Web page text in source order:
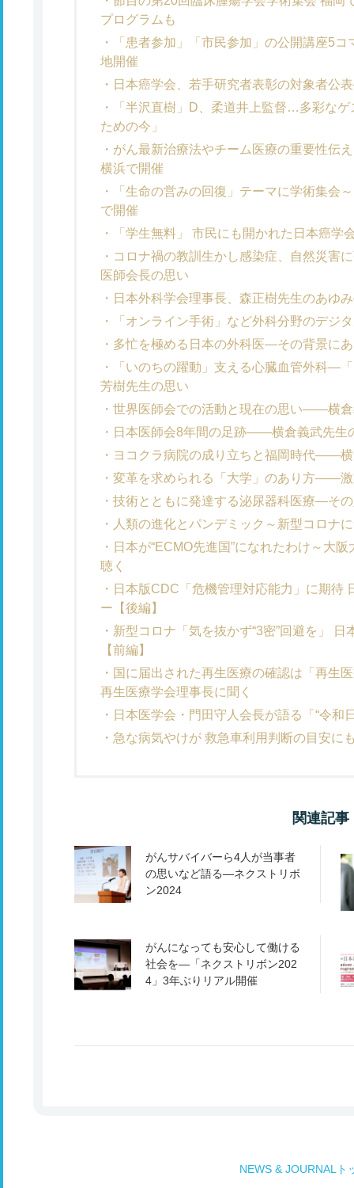
プログラムも
「患者参加」「市民参加」の公開講座5
地開催
日本癌学会、若手研究者表彰の対象者公
「半沢直樹」D、柔道井上監督…多彩な
ための今」
がん最新治療法やチーム医療の重要性伝
横浜で開催
「生命の営みの回復」テーマに学術集会
で開催
「学生無料」 市民にも開かれた日本癌学
コロナ禍の教訓生かし感染症、自然災害
医師会長の思い
日本外科学会理事長、森正樹先生のあゆ
「オンライン手術」など外科分野のデジ
多忙を極める日本の外科医―その背景に
「いのちの躍動」支える心臓血管外科―
芳樹先生の思い
世界医師会での活動と現在の思い――横
日本医師会8年間の足跡――横倉義武先生
ヨコクラ病院の成り立ちと福岡時代――
変革を求められる「大学」のあり方――
技術とともに発達する泌尿器科医療―そ
人類の進化とパンデミック～新型コロナ
日本が“ECMO先進国”になれたわけ～大
聴く
日本版CDC「危機管理対応能力」に期待
ー【後編】
新型コロナ「気を抜かず“3密”回避を」
【前編】
国に届出された再生医療の確認は「再生
再生医療学会理事長に聞く
日本医学会・門田守人会長が語る「“令和
急な病気やけが 救急車利用判断の目安に
関連記事
がんサバイバーら4人が当事者
の思いなど語る―ネクストリボ
ン2024
がんになっても安心して働ける
社会を―「ネクストリボン202
4」3年ぶりリアル開催
NEWS & JOURNALト